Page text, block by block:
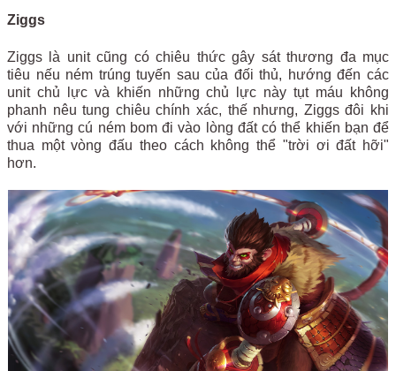
Ziggs
Ziggs là unit cũng có chiêu thức gây sát thương đa mục
tiêu nếu ném trúng tuyến sau của đối thủ, hướng đến các
unit chủ lực và khiến những chủ lực này tụt máu không
phanh nêu tung chiêu chính xác, thế nhưng, Ziggs đôi khi
với những cú ném bom đi vào lòng đất có thể khiến bạn để
thua một vòng đấu theo cách không thể "trời ơi đất hỡi"
hơn.